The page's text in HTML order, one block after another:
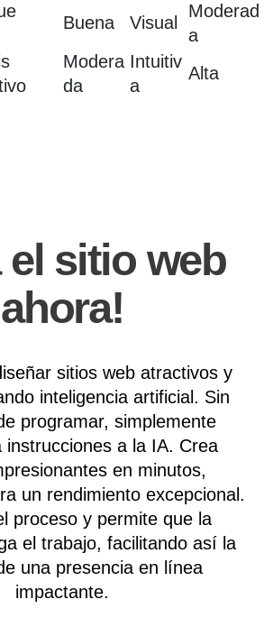
Buena Visual
Moderad
a
Modera
da
Intuitiv
a
Alta
el sitio web
ahora!
sitios web atractivos y
inteligencia artificial. Sin
programar, simplemente
instrucciones a la IA. Crea
en minutos,
un rendimiento excepcional.
proceso y permite que la
el trabajo, facilitando así la
una presencia en línea
impactante.